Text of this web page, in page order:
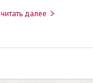
читать далее